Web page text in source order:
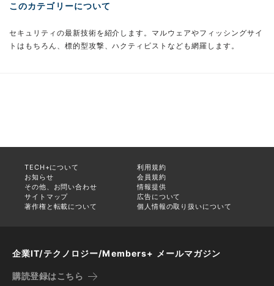
このカテゴリーについて
セキュリティの最新技術を紹介します。マルウェアやフィッシングサイ
トはもちろん、標的型攻撃、ハクティビストなども網羅します。
TECH+について
利用規約
お知らせ
会員規約
その他、お問い合わせ
情報提供
サイトマップ
広告について
著作権と転載について
個人情報の取り扱いについて
企業IT/テクノロジー/Members+ メールマガジン
購読登録はこちら